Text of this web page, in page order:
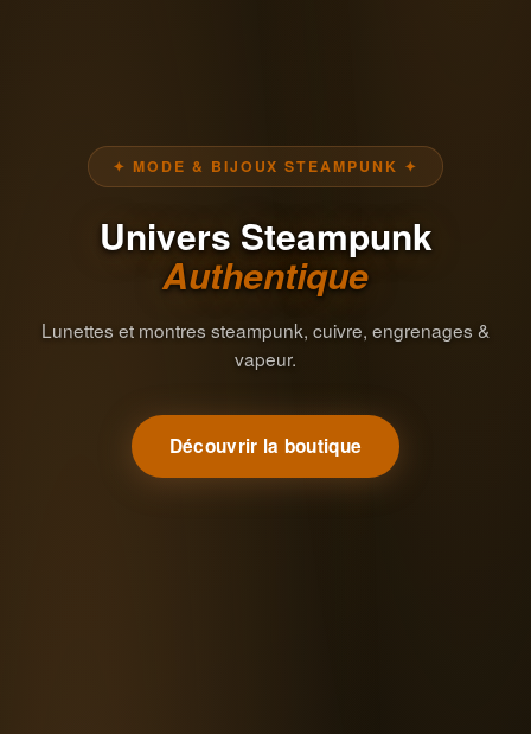
✦ MODE & BIJOUX STEAMPUNK ✦
Univers Steampunk
Authentique
Lunettes et montres steampunk, cuivre, engrenages &
vapeur.
Découvrir la boutique